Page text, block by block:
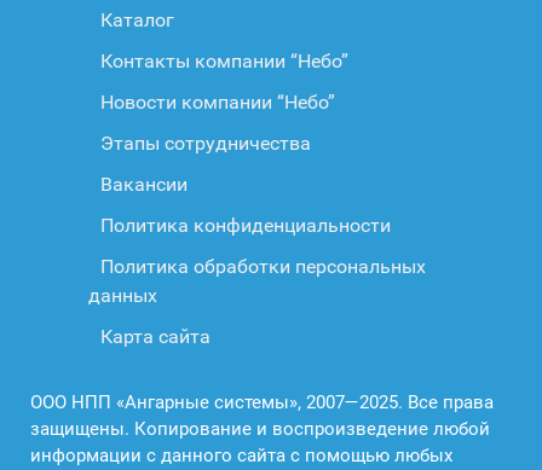
Каталог
Контакты компании “Небо”
Новости компании “Небо”
Этапы сотрудничества
Вакансии
Политика конфиденциальности
Политика обработки персональных
данных
Карта сайта
ООО НПП «Ангарные системы», 2007—2025. Все права
защищены. Копирование и воспроизведение любой
информации с данного сайта с помощью любых